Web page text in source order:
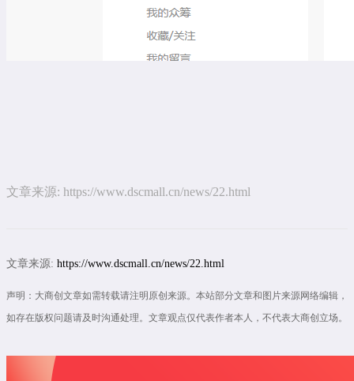
文章来源: https://www.dscmall.cn/news/22.html
文章来源: https://www.dscmall.cn/news/22.html
声明：大商创文章如需转载请注明原创来源。本站部分文章和图片来源网络编辑，
如存在版权问题请及时沟通处理。文章观点仅代表作者本人，不代表大商创立场。